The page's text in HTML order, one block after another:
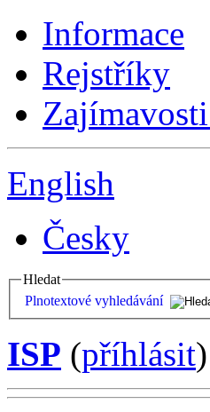
Informace
Rejstříky
English
Česky
Hledat
Plnotextové vyhledávání
ISP (příhlásit)